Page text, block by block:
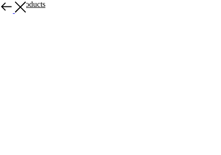
More products